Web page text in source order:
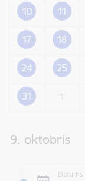
10 11
17 18
24 25
31
9. oktobris
Datums